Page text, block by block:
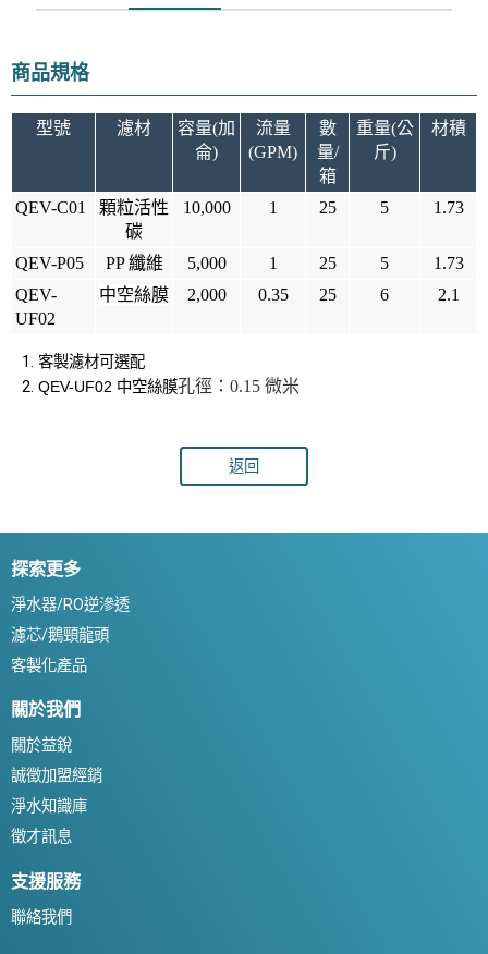
商品規格
型號 濾材
容量(加
侖)
流量
(GPM)
數
量/
箱
重量(公
斤)
材積
QEV-C01
顆粒活性
碳
10,000 1 25 5 1.73
QEV-P05 PP 纖維 5,000 1 25 5
1.73
QEV-
UF02
中空絲膜 2,000 0.35 25 6 2.1
客製濾材可選配
QEV-UF02 中空絲膜孔徑：0.15 微米
返回
探索更多
淨水器/RO逆滲透
濾芯/鵝頸龍頭
客製化產品
關於我們
關於益銳
誠徵加盟經銷
淨水知識庫
徵才訊息
支援服務
聯絡我們